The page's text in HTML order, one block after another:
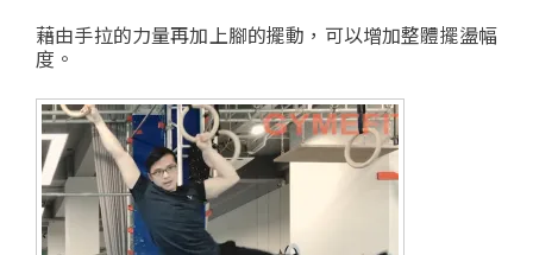
藉由手拉的力量再加上腳的擺動，可以增加整體擺盪幅
度。